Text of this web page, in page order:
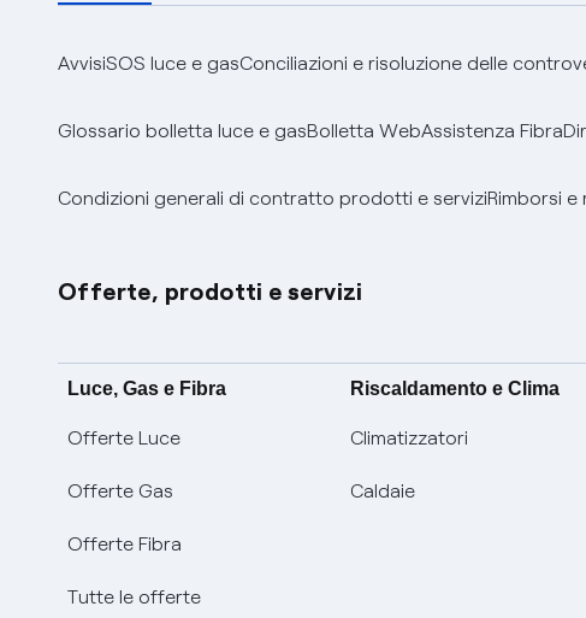
AvvisiSOS luce e gasConciliazioni e risoluzione delle
Glossario bolletta luce e gasBolletta WebAssistenza Fibra
Condizioni generali di contratto prodotti e serviziRimborsi
Offerte, prodotti e servizi
Luce, Gas e Fibra
Offerte Luce
Offerte Gas
Offerte Fibra
Tutte le offerte
Riscaldamento e Clima
Climatizzatori
Caldaie